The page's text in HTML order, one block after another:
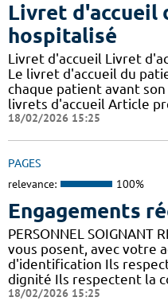
Livret d'accueil
hospitalisé
Livret d'accueil Livret
Le livret d'accueil du
chaque patient avant
livrets d'accueil Article
18/02/2026 15:25
PAGES
relevance: 100%
Engagements
PERSONNEL SOIGNANT
vous posent, avec votre
d'identification Ils
dignité Ils respectent la
18/02/2026 15:25